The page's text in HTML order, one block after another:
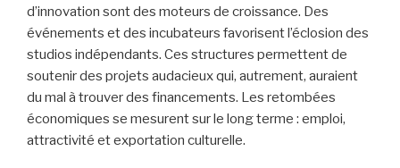
d’innovation sont des moteurs de croissance. Des
événements et des incubateurs favorisent l’éclosion des
studios indépendants. Ces structures permettent de
soutenir des projets audacieux qui, autrement, auraient
du mal à trouver des financements. Les retombées
économiques se mesurent sur le long terme : emploi,
attractivité et exportation culturelle.